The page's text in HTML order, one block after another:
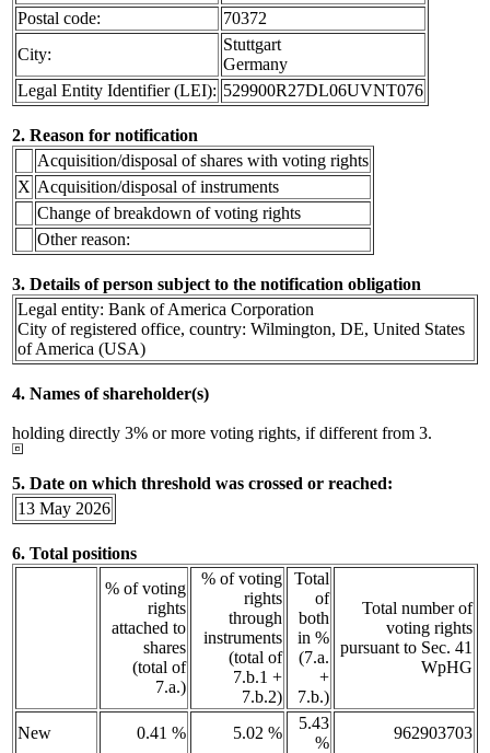
Postal code:
70372
City:
Stuttgart
Germany
Legal Entity Identifier (LEI): 529900R27DL06UVNT076
2. Reason for notification
Acquisition/disposal of shares with voting rights
X Acquisition/disposal of instruments
Change of breakdown of voting rights
Other reason:
3. Details of person subject to the notification obligation
Legal entity: Bank of America Corporation
City of registered office, country: Wilmington, DE, United States
of America (USA)
4. Names of shareholder(s)
holding directly 3% or more voting rights, if different from 3.
5. Date on which threshold was crossed or reached:
13 May 2026
6. Total positions
% of voting
rights
attached to
shares
(total of
7.a.)
% of voting
rights
through
instruments
(total of
7.b.1 +
7.b.2)
Total
of
both
in %
(7.a.
+
7.b.)
Total number of
voting rights
pursuant to Sec. 41
WpHG
New 0.41 % 5.02 %
5.43
%
962903703